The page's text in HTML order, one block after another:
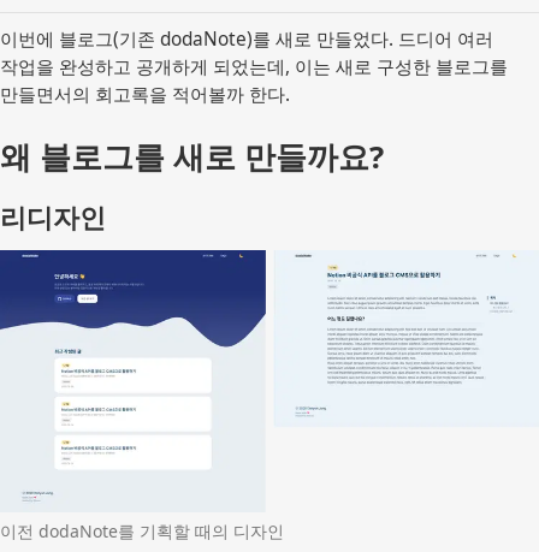
이번에 블로그(기존 dodaNote)를 새로 만들었다. 드디어 여러
작업을 완성하고 공개하게 되었는데, 이는 새로 구성한 블로그를
만들면서의 회고록을 적어볼까 한다.
왜 블로그를 새로 만들까요?
리디자인
이전 dodaNote를 기획할 때의 디자인